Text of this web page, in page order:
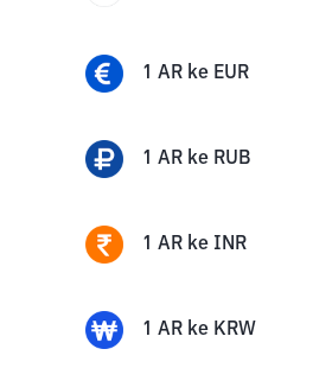
1 AR ke EUR
1 AR ke RUB
1 AR ke INR
1 AR ke KRW